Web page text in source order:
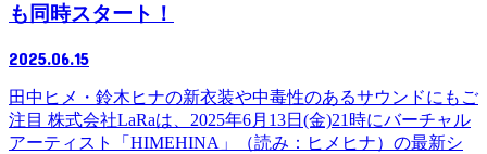
も同時スタート！
2025.06.15
田中ヒメ・鈴木ヒナの新衣装や中毒性のあるサウンドにもご
注目 株式会社LaRaは、2025年6月13日(金)21時にバーチャル
アーティスト「HIMEHINA」（読み：ヒメヒナ）の最新シ